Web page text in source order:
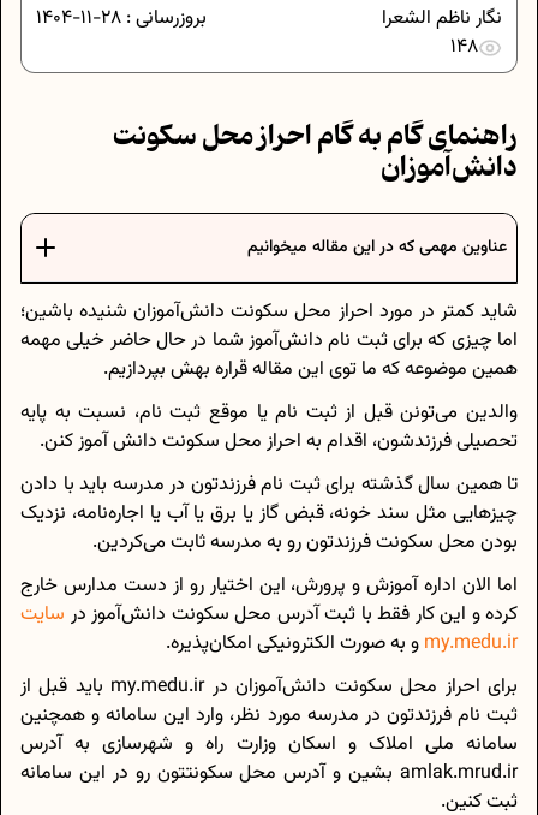
بروزرسانی : 28-11-1404
نگار ناظم الشعرا
148
راهنمای گام به گام احراز محل سکونت
دانش‌آموزان
عناوین مهمی که در این مقاله میخوانیم
شاید کمتر در مورد احراز محل سکونت دانش‌آموزان شنیده باشین؛
اما چیزی که برای ثبت نام دانش‌آموز شما در حال حاضر خیلی مهمه
همین موضوعه که ما توی این مقاله قراره بهش بپردازیم.
والدین می‌تونن قبل از ثبت نام یا موقع ثبت نام، نسبت به پایه
تحصیلی فرزندشون، اقدام به احراز محل سکونت دانش آموز کنن.
تا همین سال گذشته برای ثبت نام فرزندتون در مدرسه باید با دادن
چیز‌هایی مثل سند خونه، قبض گاز یا برق یا آب یا اجاره‌نامه، نزدیک
بودن محل سکونت فرزندتون رو به مدرسه ثابت می‌کردین.
اما الان اداره آموزش و پرورش، این اختیار رو از دست مدارس خارج
کرده و این کار فقط با ثبت آدرس محل سکونت دانش‌آموز در سایت
my.medu.ir و به صورت الکترونیکی امکان‌پذیره.
برای احراز محل سکونت دانش‌آموزان در my.medu.ir باید قبل از
ثبت نام فرزندتون در مدرسه مورد نظر، وارد این سامانه و همچنین
سامانه ملی املاک و اسکان وزارت راه و شهرسازی به آدرس
amlak.mrud.ir بشین و آدرس محل سکونتتون رو در این سامانه
ثبت کنین.